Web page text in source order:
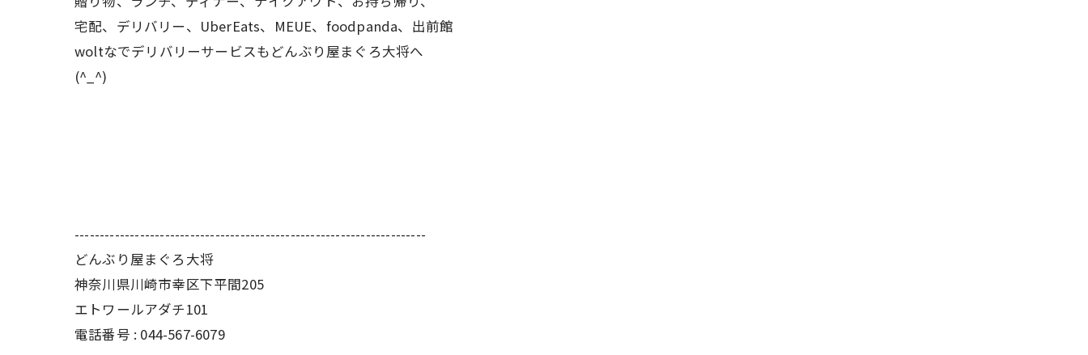
宅配、デリバリー、UberEats、MEUE、foodpanda、出前館
woltなでデリバリーサービスもどんぶり屋まぐろ大将へ
(^_^)
----------------------------------------------------------------------
どんぶり屋まぐろ大将
神奈川県川崎市幸区下平間205
エトワールアダチ101
電話番号 : 044-567-6079